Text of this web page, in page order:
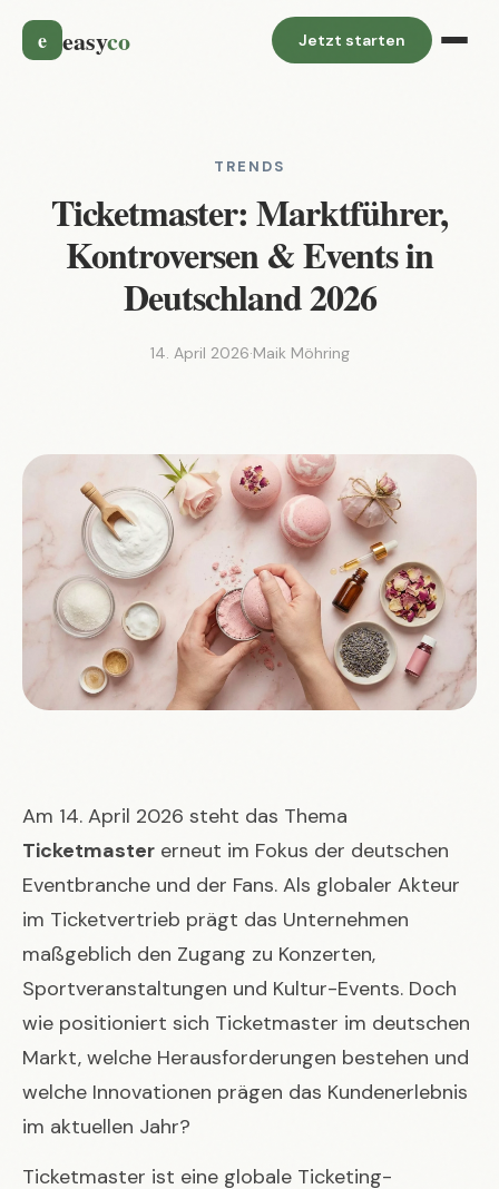
e easyco Jetzt starten
TRENDS
Ticketmaster: Marktführer,
Kontroversen & Events in
Deutschland 2026
14. April 2026·Maik Möhring
Am 14. April 2026 steht das Thema
Ticketmaster erneut im Fokus der deutschen
Eventbranche und der Fans. Als globaler Akteur
im Ticketvertrieb prägt das Unternehmen
maßgeblich den Zugang zu Konzerten,
Sportveranstaltungen und Kultur-Events. Doch
wie positioniert sich Ticketmaster im deutschen
Markt, welche Herausforderungen bestehen und
welche Innovationen prägen das Kundenerlebnis
im aktuellen Jahr?
Ticketmaster ist eine globale Ticketing-